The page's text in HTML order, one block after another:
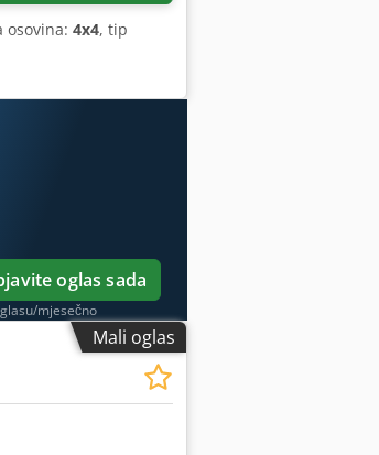
osovina: 4x4, tip
oglas sada
mjesečno
Mali oglas